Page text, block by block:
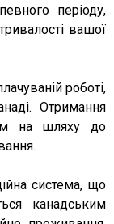
періоду,
вашої
роботі,
Отримання
на шляху до
система, що
канадським